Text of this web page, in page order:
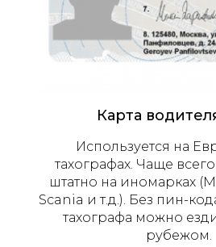
Карта
Используется на
тахографах. Чаще
штатно на иномарках
Scania и т.д.). Без пин-
тахографа можно
рубежом.